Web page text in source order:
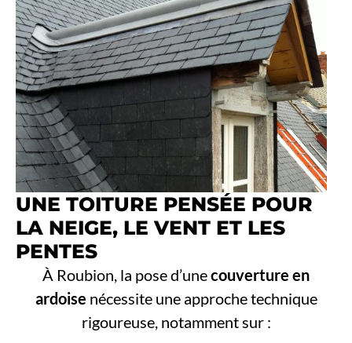
UNE TOITURE PENSÉE POUR
LA NEIGE, LE VENT ET LES
PENTES
À Roubion, la pose d’unecouverture en
ardoise nécessite une approche technique
rigoureuse, notamment sur :